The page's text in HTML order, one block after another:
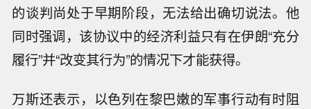
的谈判尚处于早期阶段，无法给出确切说法。他
同时强调，该协议中的经济利益只有在伊朗“充分
履行”并“改变其行为”的情况下才能获得。
万斯还表示，以色列在黎巴嫩的军事行动有时阻